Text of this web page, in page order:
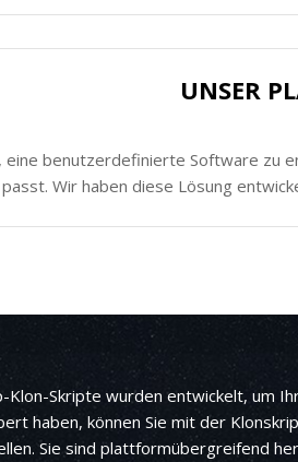
UNSER
eine benutzerdefinierte Software zu
Wir haben diese Lösung
Klon-Skripte wurden entwickelt, um
haben, können Sie mit der
Sie sind plattformübergreifend